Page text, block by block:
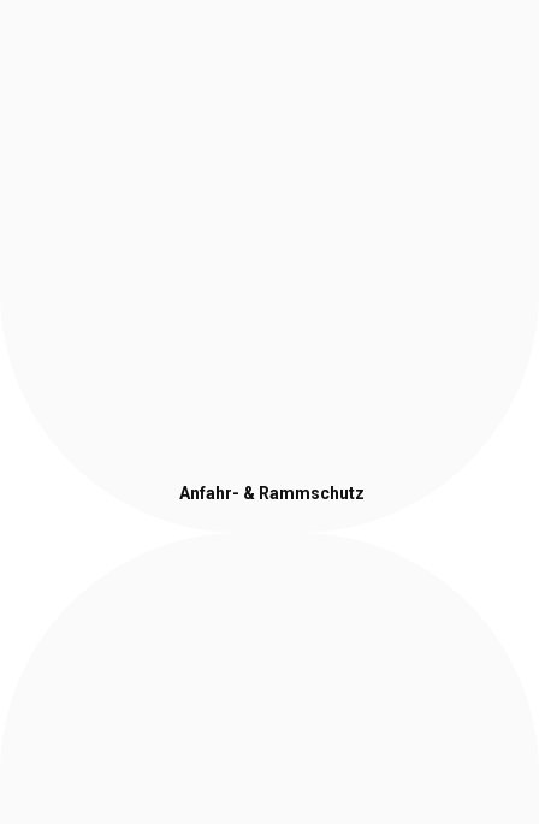
Anfahr- & Rammschutz